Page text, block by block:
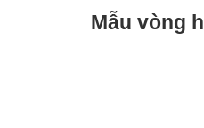
Mẫu vòng